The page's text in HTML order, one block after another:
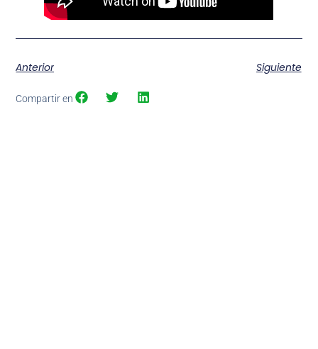
Anterior Siguiente
Compartir en